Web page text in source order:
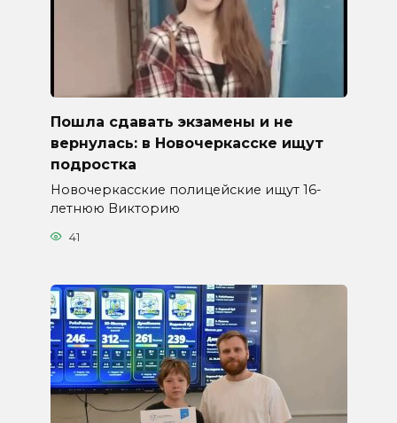
Пошла сдавать экзамены и не
вернулась: в Новочеркасске ищут
подростка
Новочеркасские полицейские ищут 16-
летнюю Викторию
41